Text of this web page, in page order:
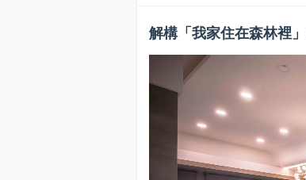
解構「我家住在森林裡」